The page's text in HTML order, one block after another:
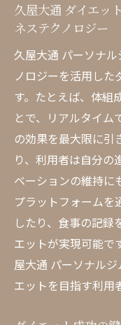
ダイエッ
ートシステ
パーソナ
果
久屋大通 パー
を成功させる
継続しや
栄養バラ
ストレス
ート
健康的な
ヒント
成果を実
久屋大通 ダイエッ
ネステクノロジー
久屋大通 パーソナ
ノロジーを活用した
す。たとえば、体組
とで、リアルタイム
の効果を最大限に引
り、利用者は自分の
ベーションの維持に
プラットフォームを
したり、食事の記録
エットが実現可能で
屋大通 パーソナル
エットを目指す利用